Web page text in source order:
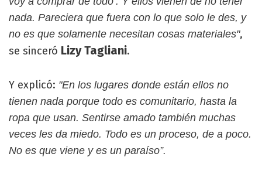
nada. Pareciera que fuera con lo que solo le des, y
no es que solamente necesitan cosas materiales",
se sinceró Lizy Tagliani.
Y explicó: "En los lugares donde están ellos no
tienen nada porque todo es comunitario, hasta la
ropa que usan. Sentirse amado también muchas
veces les da miedo. Todo es un proceso, de a poco.
No es que viene y es un paraíso”.